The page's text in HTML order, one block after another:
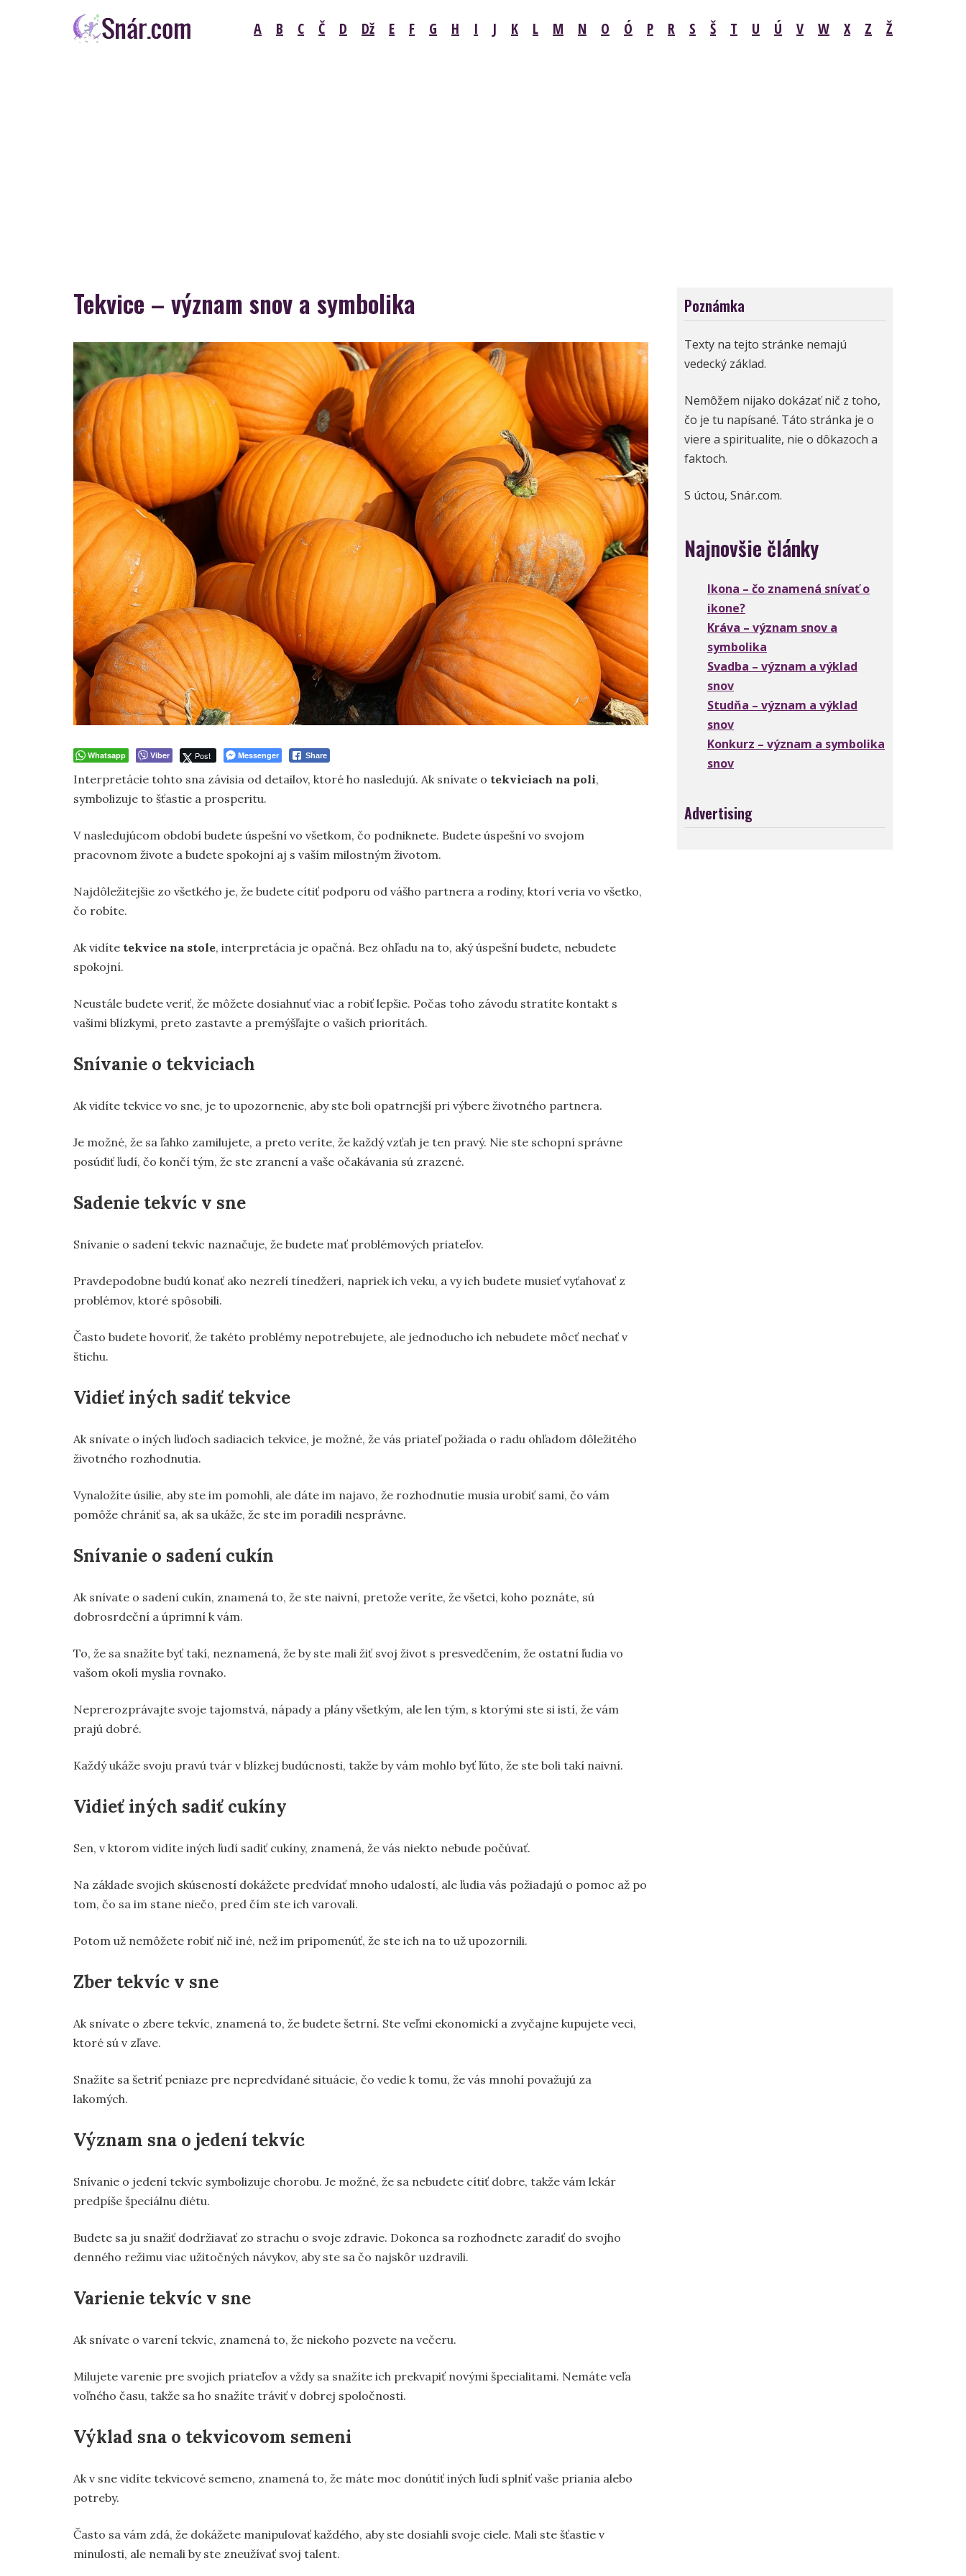
A B C Č D Dž E F G H I J K L M N O Ó P R S Š T U Ú V W X Z Ž
Tekvice – význam snov a symbolika
Whatsapp Viber Post Messenger Share
Interpretácie tohto sna závisia od detailov, ktoré ho nasledujú. Ak snívate o tekviciach na poli,
symbolizuje to šťastie a prosperitu.
V nasledujúcom období budete úspešní vo všetkom, čo podniknete. Budete úspešní vo svojom
pracovnom živote a budete spokojní aj s vaším milostným životom.
Najdôležitejšie zo všetkého je, že budete cítiť podporu od vášho partnera a rodiny, ktorí veria vo všetko,
čo robíte.
Ak vidíte tekvice na stole, interpretácia je opačná. Bez ohľadu na to, aký úspešní budete, nebudete
spokojní.
Neustále budete veriť, že môžete dosiahnuť viac a robiť lepšie. Počas toho závodu stratíte kontakt s
vašimi blízkymi, preto zastavte a premýšľajte o vašich prioritách.
Snívanie o tekviciach
Ak vidíte tekvice vo sne, je to upozornenie, aby ste boli opatrnejší pri výbere životného partnera.
Je možné, že sa ľahko zamilujete, a preto veríte, že každý vzťah je ten pravý. Nie ste schopní správne
posúdiť ľudí, čo končí tým, že ste zranení a vaše očakávania sú zrazené.
Sadenie tekvíc v sne
Snívanie o sadení tekvíc naznačuje, že budete mať problémových priateľov.
Pravdepodobne budú konať ako nezrelí tínedžeri, napriek ich veku, a vy ich budete musieť vyťahovať z
problémov, ktoré spôsobili.
Často budete hovoriť, že takéto problémy nepotrebujete, ale jednoducho ich nebudete môcť nechať v
štichu.
Vidieť iných sadiť tekvice
Ak snívate o iných ľuďoch sadiacich tekvice, je možné, že vás priateľ požiada o radu ohľadom dôležitého
životného rozhodnutia.
Vynaložíte úsilie, aby ste im pomohli, ale dáte im najavo, že rozhodnutie musia urobiť sami, čo vám
pomôže chrániť sa, ak sa ukáže, že ste im poradili nesprávne.
Snívanie o sadení cukín
Ak snívate o sadení cukín, znamená to, že ste naivní, pretože veríte, že všetci, koho poznáte, sú
dobrosrdeční a úprimní k vám.
To, že sa snažíte byť takí, neznamená, že by ste mali žiť svoj život s presvedčením, že ostatní ľudia vo
vašom okolí myslia rovnako.
Neprerozprávajte svoje tajomstvá, nápady a plány všetkým, ale len tým, s ktorými ste si istí, že vám
prajú dobré.
Každý ukáže svoju pravú tvár v blízkej budúcnosti, takže by vám mohlo byť ľúto, že ste boli takí naivní.
Vidieť iných sadiť cukíny
Sen, v ktorom vidíte iných ľudí sadiť cukíny, znamená, že vás niekto nebude počúvať.
Na základe svojich skúseností dokážete predvídať mnoho udalostí, ale ľudia vás požiadajú o pomoc až po
tom, čo sa im stane niečo, pred čím ste ich varovali.
Potom už nemôžete robiť nič iné, než im pripomenúť, že ste ich na to už upozornili.
Zber tekvíc v sne
Ak snívate o zbere tekvíc, znamená to, že budete šetrní. Ste veľmi ekonomickí a zvyčajne kupujete veci,
ktoré sú v zľave.
Snažíte sa šetriť peniaze pre nepredvídané situácie, čo vedie k tomu, že vás mnohí považujú za
lakomých.
Význam sna o jedení tekvíc
Snívanie o jedení tekvíc symbolizuje chorobu. Je možné, že sa nebudete cítiť dobre, takže vám lekár
predpíše špeciálnu diétu.
Budete sa ju snažiť dodržiavať zo strachu o svoje zdravie. Dokonca sa rozhodnete zaradiť do svojho
denného režimu viac užitočných návykov, aby ste sa čo najskôr uzdravili.
Varienie tekvíc v sne
Ak snívate o varení tekvíc, znamená to, že niekoho pozvete na večeru.
Milujete varenie pre svojich priateľov a vždy sa snažíte ich prekvapiť novými špecialitami. Nemáte veľa
voľného času, takže sa ho snažíte tráviť v dobrej spoločnosti.
Výklad sna o tekvicovom semeni
Ak v sne vidíte tekvicové semeno, znamená to, že máte moc donútiť iných ľudí splniť vaše priania alebo
potreby.
Často sa vám zdá, že dokážete manipulovať každého, aby ste dosiahli svoje ciele. Mali ste šťastie v
minulosti, ale nemali by ste zneužívať svoj talent.
Poznámka
Texty na tejto stránke nemajú
vedecký základ.
Nemôžem nijako dokázať nič z toho,
čo je tu napísané. Táto stránka je o
viere a spiritualite, nie o dôkazoch a
faktoch.
S úctou, Snár.com.
Najnovšie články
Ikona – čo znamená snívať o
ikone?
Kráva – význam snov a
symbolika
Svadba – význam a výklad
snov
Studňa – význam a výklad
snov
Konkurz – význam a symbolika
snov
Advertising